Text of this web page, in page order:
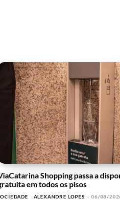
Shopping passa a
em todos os pisos
ALEXANDRE LOPES - 06/08/